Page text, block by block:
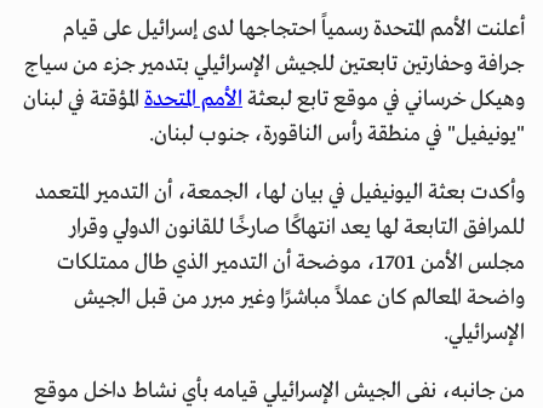
أعلنت الأمم المتحدة رسمياً احتجاجها لدى إسرائيل على قيام
جرافة وحفارتين تابعتين للجيش الإسرائيلي بتدمير جزء من سياج
وهيكل خرساني في موقع تابع لبعثةالأمم المتحدة المؤقتة في لبنان
"يونيفيل" في منطقة رأس الناقورة، جنوب لبنان.
وأكدت بعثة اليونيفيل في بيان لها، الجمعة، أن التدمير المتعمد
للمرافق التابعة لها يعد انتهاكًا صارخًا للقانون الدولي وقرار
مجلس الأمن 1701، موضحة أن التدمير الذي طال ممتلكات
واضحة المعالم كان عملاً مباشرًا وغير مبرر من قبل الجيش
الإسرائيلي.
من جانبه، نفى الجيش الإسرائيلي قيامه بأي نشاط داخل موقع